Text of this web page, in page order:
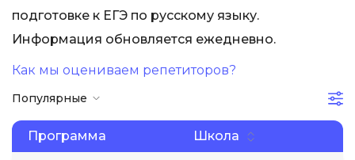
подготовке к ЕГЭ по русскому языку.
Информация обновляется ежедневно.
Как мы оцениваем репетиторов?
Популярные
Программа Школа
Маркетинг
Аналитика
Менеджмент